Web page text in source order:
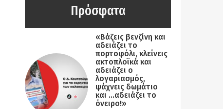
Πρόσφατα
«Βάζεις βενζίνη και
αδειάζει το
πορτοφόλι, κλείνεις
ακτοπλοϊκά και
αδειάζει ο
λογαριασμός,
ψάχνεις δωμάτιο
και …αδειάζει το
όνειρο!»